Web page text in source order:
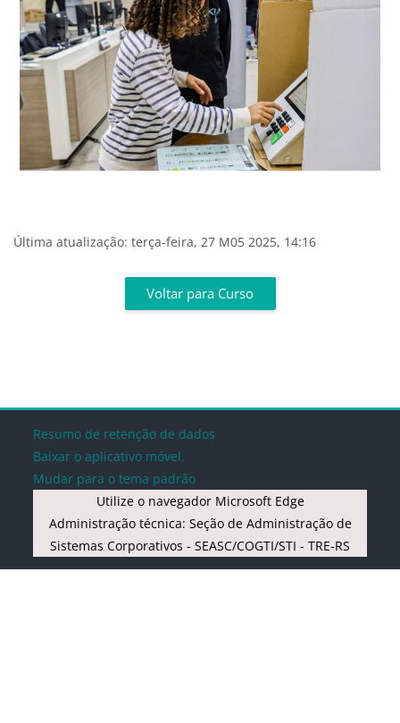
Última atualização: terça-feira, 27 M05 2025, 14:16
Voltar para Curso
Blocos
Blocos
Blocos
Blocos
Resumo de retenção de dados
Baixar o aplicativo móvel.
Mudar para o tema padrão
Utilize o navegador Microsoft Edge
Administração técnica: Seção de Administração de
Sistemas Corporativos - SEASC/COGTI/STI - TRE-RS